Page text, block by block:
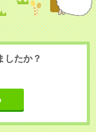
したか？